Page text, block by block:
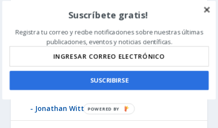
James Gills(1)
Jean-Pierre Luminet(2)
John West(8)
Jonathan McLatchie(23)
Jonathan Witt (3)
Suscríbete gratis!
Registra tu correo y recibe notificaciones sobre nuestras últimas
publicaciones, eventos y noticias científicas.
SUSCRIBIRSE
P
O